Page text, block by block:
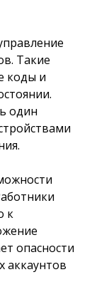
Такие
коды и
один
к
опасности
аккаунтов